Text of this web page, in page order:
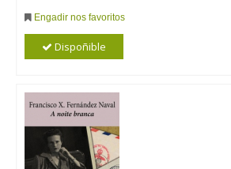
Engadir nos favoritos
Dispoñible